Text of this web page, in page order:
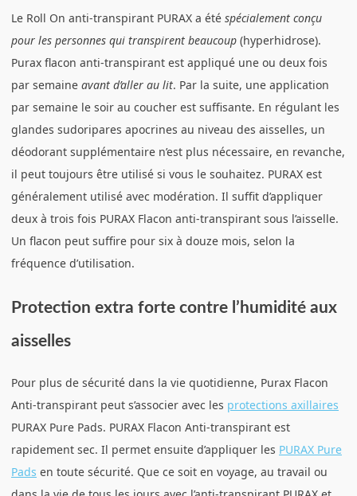
Le Roll On anti-transpirant PURAX a été spécialement conçu
pour les personnes qui transpirent beaucoup (hyperhidrose).
Purax flacon anti-transpirant est appliqué une ou deux fois
par semaine avant d’aller au lit. Par la suite, une application
par semaine le soir au coucher est suffisante. En régulant les
glandes sudoripares apocrines au niveau des aisselles, un
déodorant supplémentaire n’est plus nécessaire, en revanche,
il peut toujours être utilisé si vous le souhaitez. PURAX est
généralement utilisé avec modération. Il suffit d’appliquer
deux à trois fois PURAX Flacon anti-transpirant sous l’aisselle.
Un flacon peut suffire pour six à douze mois, selon la
fréquence d’utilisation.
Protection extra forte contre l’humidité aux
aisselles
Pour plus de sécurité dans la vie quotidienne, Purax Flacon
Anti-transpirant peut s’associer avec les protections axillaires
PURAX Pure Pads. PURAX Flacon Anti-transpirant est
rapidement sec. Il permet ensuite d’appliquer les PURAX Pure
Pads en toute sécurité. Que ce soit en voyage, au travail ou